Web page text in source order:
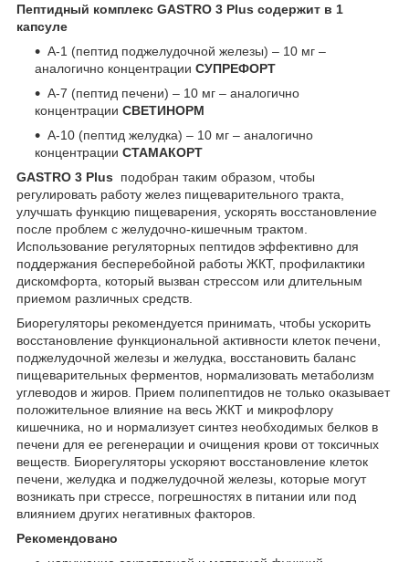
Пептидный комплекс GASTRO 3 Plus содержит в 1
капсуле
А-1 (пептид поджелудочной железы) – 10 мг –
аналогично концентрации СУПРЕФОРТ
А-7 (пептид печени) – 10 мг – аналогично
концентрации СВЕТИНОРМ
А-10 (пептид желудка) – 10 мг – аналогично
концентрации СТАМАКОРТ
GASTRO 3 Plus подобран таким образом, чтобы
регулировать работу желез пищеварительного тракта,
улучшать функцию пищеварения, ускорять восстановление
после проблем с желудочно-кишечным трактом.
Использование регуляторных пептидов эффективно для
поддержания бесперебойной работы ЖКТ, профилактики
дискомфорта, который вызван стрессом или длительным
приемом различных средств.
Биорегуляторы рекомендуется принимать, чтобы ускорить
восстановление функциональной активности клеток печени,
поджелудочной железы и желудка, восстановить баланс
пищеварительных ферментов, нормализовать метаболизм
углеводов и жиров. Прием полипептидов не только оказывает
положительное влияние на весь ЖКТ и микрофлору
кишечника, но и нормализует синтез необходимых белков в
печени для ее регенерации и очищения крови от токсичных
веществ. Биорегуляторы ускоряют восстановление клеток
печени, желудка и поджелудочной железы, которые могут
возникать при стрессе, погрешностях в питании или под
влиянием других негативных факторов.
Рекомендовано